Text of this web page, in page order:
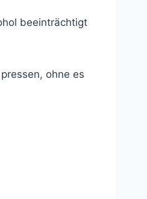
beeinträchtigt
ohne es